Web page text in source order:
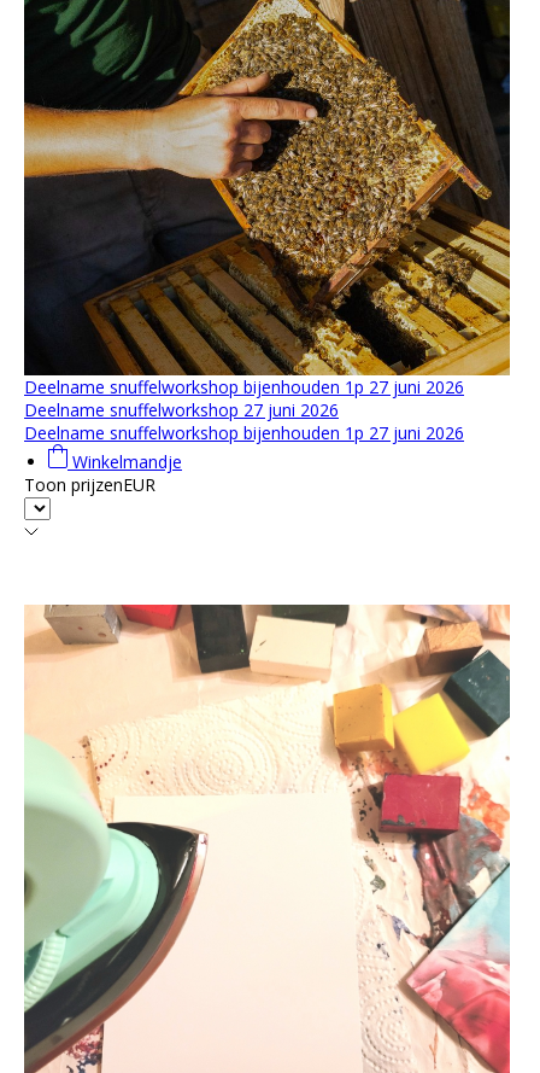
Deelname snuffelworkshop bijenhouden 1p 27 juni 2026
Deelname snuffelworkshop 27 juni 2026
Deelname snuffelworkshop bijenhouden 1p 27 juni 2026
Winkelmandje
Toon prijzenEUR